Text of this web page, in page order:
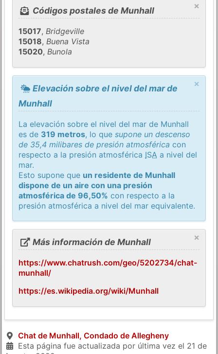
×
Códigos postales de Munhall
15017,Bridgeville
15018,Buena Vista
15020,Bunola
×
Elevación sobre el nivel del mar de
Munhall
La elevación sobre el nivel del mar de Munhall
es de 319 metros, lo quesupone un descenso
de 35,4 milibares de presión atmosférica con
respecto a la presión atmosférica ISA a nivel del
mar.
Esto supone que un residente de Munhall
dispone de un aire con una presión
atmosférica de 96,50% con respecto a la
presión atmosférica a nivel del mar equivalente.
×
Más información de Munhall
https://www.chatrush.com/geo/5202734/chat-
munhall/
https://es.wikipedia.org/wiki/Munhall
Chat de Munhall, Condado de Allegheny
Esta página fue actualizada por última vez el 21 de